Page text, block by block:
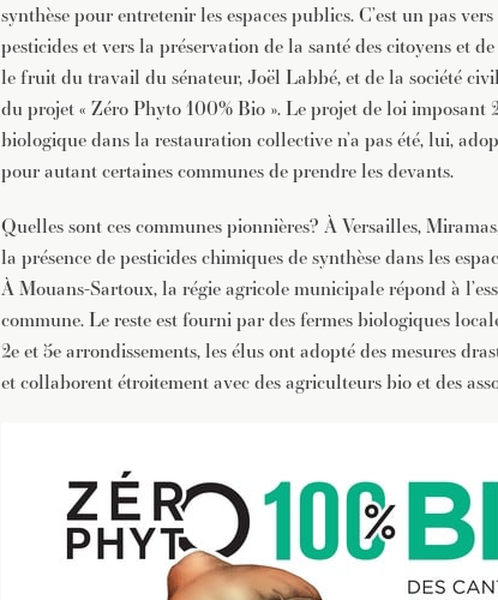
synthèse pour entretenir les espaces publics. C’est un pas
pesticides et vers la préservation de la santé des citoyens et
le fruit du travail du sénateur, Joël Labbé, et de la société
du projet « Zéro Phyto 100% Bio ». Le projet de loi imposant
biologique dans la restauration collective n’a pas été, lui,
pour autant certaines communes de prendre les devants.
Quelles sont ces communes pionnières? À Versailles,
la présence de pesticides chimiques de synthèse dans les
À Mouans-Sartoux, la régie agricole municipale répond à
commune. Le reste est fourni par des fermes biologiques
2e et 5e arrondissements, les élus ont adopté des mesures
et collaborent étroitement avec des agriculteurs bio et des